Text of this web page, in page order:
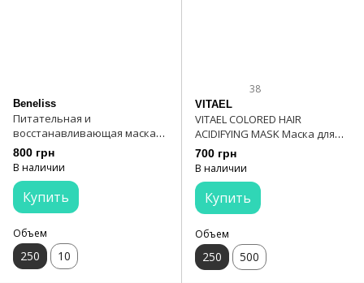
Beneliss
Питательная и
восстанавливающая маска
Beneliss Professional Care For
Nourish & Repair Hair Butter
800 грн
В наличии
Купить
Объем
250 10
38
VITAEL
VITAEL COLORED HAIR
ACIDIFYING MASK Маска для
окрашенных волос 250 мл
700 грн
В наличии
Купить
Объем
250 500